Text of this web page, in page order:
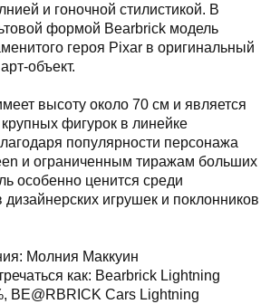
и гоночной стилистикой. В
формой Bearbrick модель
героя Pixar в оригинальный
объект.
высоту около 70 см и является
фигурок в линейке
популярности персонажа
и ограниченным тиражам больших
особенно ценится среди
дизайнерских игрушек и поклонников
Молния Маккуин
как: Bearbrick Lightning
BE@RBRICK Cars Lightning